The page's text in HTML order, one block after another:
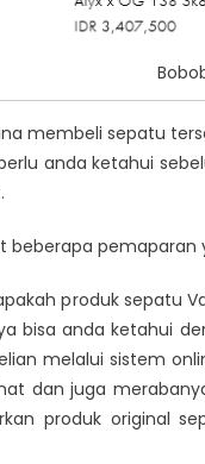
membeli sepatu
anda ketahui
beberapa
produk sepatu
bisa anda ketahui
melalui sistem
dan juga
produk original